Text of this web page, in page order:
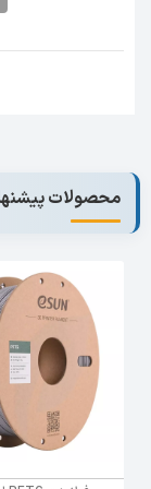
شد ، که
محصولات